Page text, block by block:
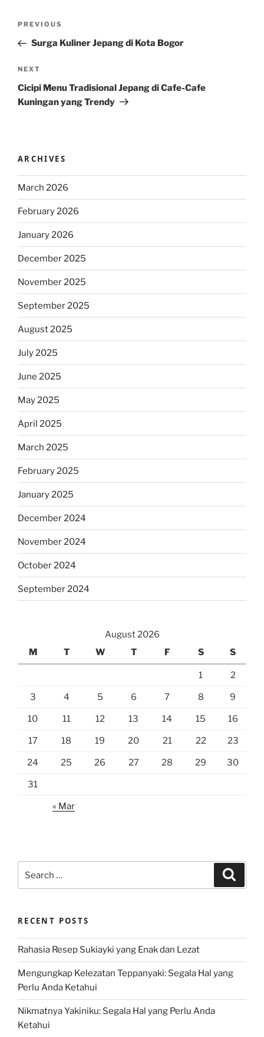
Previous
Post
PREVIOUS
Surga Kuliner Jepang di Kota Bogor
Next
Post
NEXT
Cicipi Menu Tradisional Jepang di Cafe-Cafe
Kuningan yang Trendy
ARCHIVES
March 2026
February 2026
January 2026
December 2025
November 2025
September 2025
August 2025
July 2025
June 2025
May 2025
April 2025
March 2025
February 2025
January 2025
December 2024
November 2024
October 2024
September 2024
August 2026
M
T W T F S S
1 2
3 4 5 6 7 8 9
10 11 12 13 14 15 16
17 18 19 20 21 22 23
24 25 26 27 28 29 30
31
« Mar
for:
RECENT POSTS
Rahasia Resep Sukiayki yang Enak dan Lezat
Mengungkap Kelezatan Teppanyaki: Segala Hal yang
Perlu Anda Ketahui
Nikmatnya Yakiniku: Segala Hal yang Perlu Anda
Ketahui